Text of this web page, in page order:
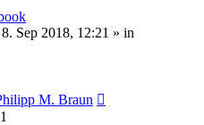
8. Sep 2018, 12:21 » in
M. Braun